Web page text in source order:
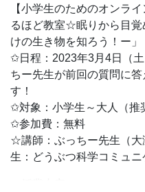
【小学生のためのオンラ
るほど教室☆眠りから目
けの生き物を知ろう！ー」
✩日程：2023年3月4日（
ちー先生が前回の質問に
す！
✩対象：小学生～大人（推
✩参加費：無料
☆講師：ぶっちー先生（
生：どうぶつ科学コミュニ